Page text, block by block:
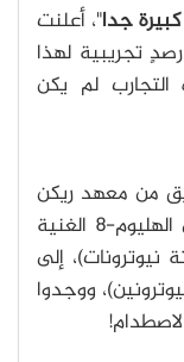
جدا"، أعلنت
تجريبية لهذا
لم يكن
من معهد ريكن
وجامعة طوكيو حزمة من نوى الهليوم-8 الغنية
نيوترونات)، إلى
ووجدوا